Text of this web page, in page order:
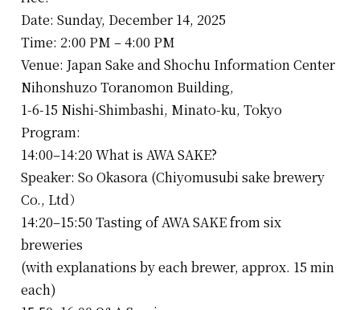
Date: Sunday, December 14, 2025
Time: 2:00 PM – 4:00 PM
Venue: Japan Sake and Shochu Information Center
Nihonshuzo Toranomon Building,
1-6-15 Nishi-Shimbashi, Minato-ku, Tokyo
Program:
14:00–14:20 What is AWA SAKE?
Speaker: So Okasora (Chiyomusubi sake brewery
Co., Ltd）
14:20–15:50 Tasting of AWA SAKE from six
breweries
(with explanations by each brewer, approx. 15 min
each)